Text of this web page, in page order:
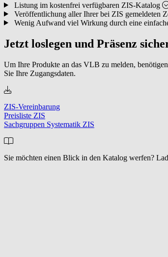
Listung im kostenfrei verfügbaren ZIS-Katalog
Veröffentlichung aller Ihrer bei ZIS gemeldeten
Wenig Aufwand viel Wirkung durch eine
Jetzt loslegen und Präsenz
Um Ihre Produkte an das VLB zu melden,
Sie Ihre Zugangsdaten.
ZIS-Vereinbarung
Preisliste ZIS
Sachgruppen Systematik ZIS
Sie möchten einen Blick in den Katalog werfen?